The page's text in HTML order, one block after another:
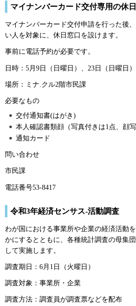
マイナンバーカード交付専用の休
マイナンバーカード交付申請を行った後
い人を対象に、休日窓口を設けます。
事前に電話予約が必要です。
日時：5月9日（日曜日）、23日（日曜日）
場所：ミナ.クル2階市民課
必要なもの
交付通知書(はがき)
本人確認書類顔（写真付きは1点、顔写
通知カード
問い合わせ
市民課
電話番号53-8417
令和3年経済センサス-活動調査
わが国における事業所や企業の経済活動
かにするとともに、各種統計調査の母集
して実施します。
調査期日：6月1日（火曜日）
調査対象：事業所・企業
調査方法：調査員が調査票などを配布